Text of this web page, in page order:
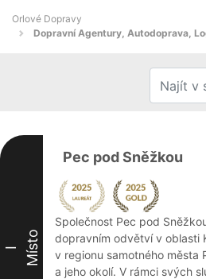
Orlové Dopravy
Dopravní Agentury, Autodoprava,
I Místo
Pec pod Sněžkou
Společnost Pec pod
dopravním odvětví v oblasti
v regionu samotného města
a jeho okolí. V rámci svých